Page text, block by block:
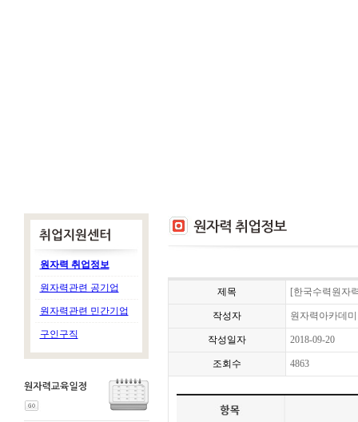
원자력 취업정보
원자력관련 공기업
원자력관련 민간기업
구인구직
제목 [한국수력원자
작성자 원자력아카데미
작성일자 2018-09-20
조회수 4863